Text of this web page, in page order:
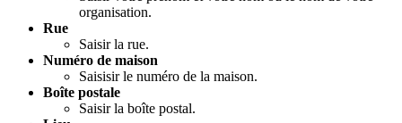
organisation.
Rue
Saisir la rue.
Numéro de maison
Saisisir le numéro de la maison.
Boîte postale
Saisir la boîte postal.